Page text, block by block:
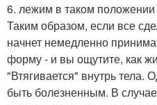
6. лежим в таком положении
Таким образом, если все
начнет немедленно
форму - и вы ощутите, как
"Втягивается" внутрь тела.
быть болезненным. В